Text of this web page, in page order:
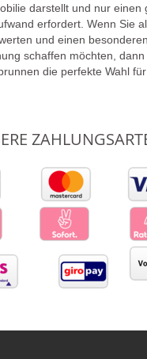
darstellt und nur einen
erfordert. Wenn Sie
und einen
schaffen möchten, dann
die perfekte Wahl für